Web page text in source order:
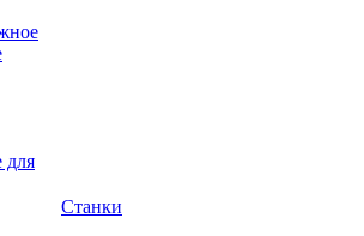
для
Станки